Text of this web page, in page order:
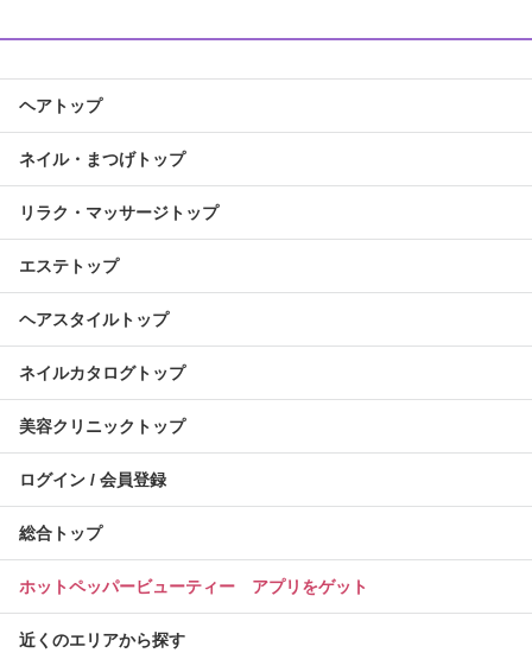
ヘアトップ
ネイル・まつげトップ
リラク・マッサージトップ
エステトップ
ヘアスタイルトップ
ネイルカタログトップ
美容クリニックトップ
ログイン / 会員登録
総合トップ
ホットペッパービューティー アプリをゲット
近くのエリアから探す